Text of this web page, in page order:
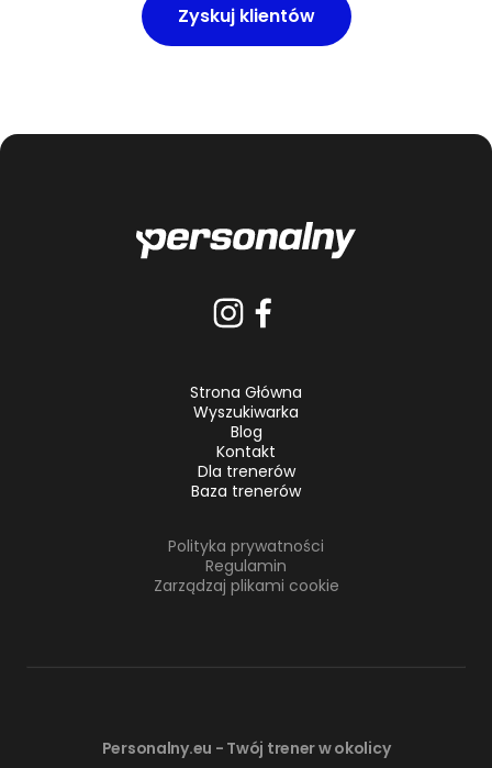
Zyskuj klientów
Strona Główna
Wyszukiwarka
Blog
Kontakt
Dla trenerów
Baza trenerów
Polityka prywatności
Regulamin
Zarządzaj plikami cookie
Personalny.eu - Twój trener w okolicy